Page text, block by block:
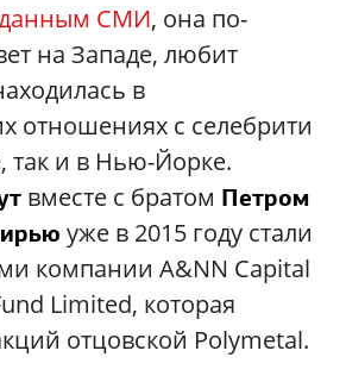
СМИ, она по-
на Западе, любит
в
отношениях с селебрити
так и в Нью-Йорке.
вместе с братом Петром
уже в 2015 году стали
компании A&NN Capital
Limited, которая
отцовской Polymetal.